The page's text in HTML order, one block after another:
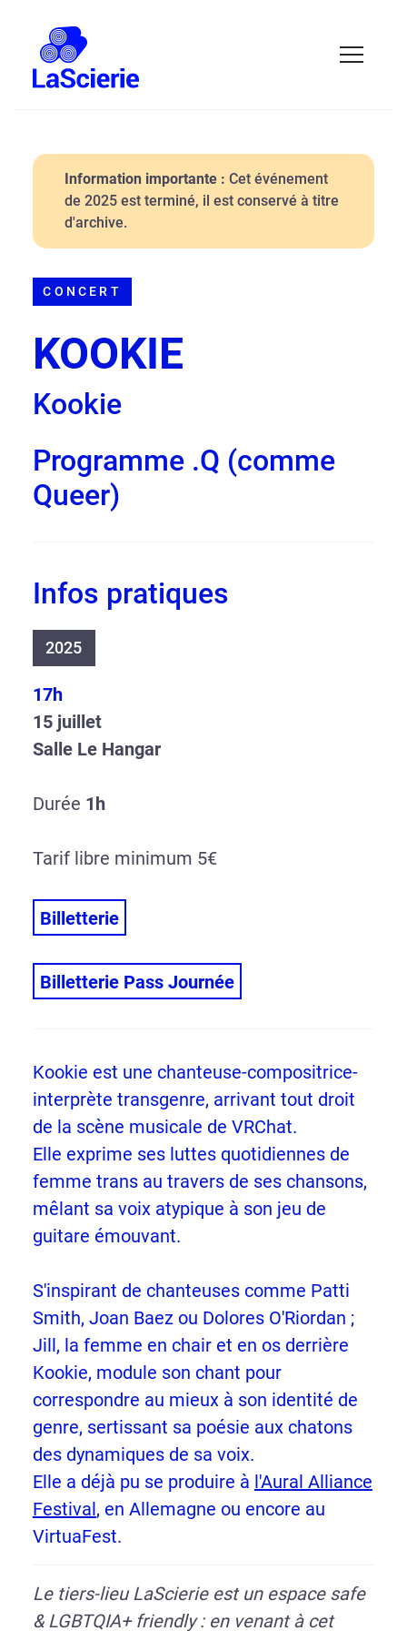
Information importante : Cet événement
de 2025 est terminé, il est conservé à titre
d'archive.
CONCERT
KOOKIE
Kookie
Programme .Q (comme
Queer)
Kookie est une chanteuse-compositrice-
interprète transgenre, arrivant tout droit
de la scène musicale de VRChat.
Elle exprime ses luttes quotidiennes de
femme trans au travers de ses chansons,
mêlant sa voix atypique à son jeu de
guitare émouvant.
S'inspirant de chanteuses comme Patti
Smith, Joan Baez ou Dolores O'Riordan ;
Jill, la femme en chair et en os derrière
Kookie, module son chant pour
correspondre au mieux à son identité de
genre, sertissant sa poésie aux chatons
des dynamiques de sa voix.
Elle a déjà pu se produire à l'Aural Alliance
Festival, en Allemagne ou encore au
VirtuaFest.
Le tiers-lieu LaScierie est un espace safe
& LGBTQIA+ friendly : en venant à cet
Infos pratiques
2025
17h
15 juillet
Salle Le Hangar
Durée 1h
Tarif libre minimum 5€
Billetterie
Billetterie Pass Journée